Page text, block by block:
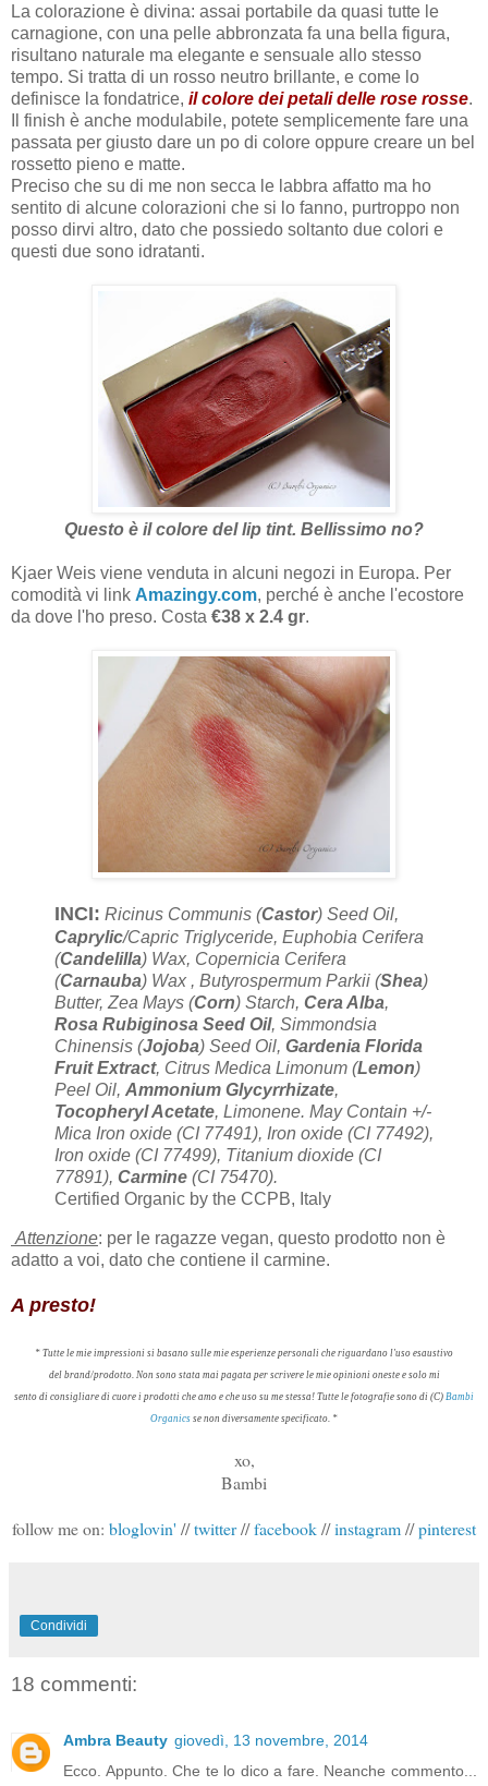
La colorazione è divina: assai portabile da quasi tutte le
carnagione, con una pelle abbronzata fa una bella figura,
risultano naturale ma elegante e sensuale allo stesso
tempo. Si tratta di un rosso neutro brillante, e come lo
definisce la fondatrice, il colore dei petali delle rose rosse.
Il finish è anche modulabile, potete semplicemente fare una
passata per giusto dare un po di colore oppure creare un bel
rossetto pieno e matte.
Preciso che su di me non secca le labbra affatto ma ho
sentito di alcune colorazioni che si lo fanno, purtroppo non
posso dirvi altro, dato che possiedo soltanto due colori e
questi due sono idratanti.
Questo è il colore del lip tint. Bellissimo no?
Kjaer Weis viene venduta in alcuni negozi in Europa. Per
comodità vi link Amazingy.com, perché è anche l'ecostore
da dove l'ho preso. Costa €38 x 2.4 gr.
INCI: Ricinus Communis (Castor) Seed Oil,
Caprylic/Capric Triglyceride, Euphobia Cerifera
(Candelilla) Wax, Copernicia Cerifera
(Carnauba) Wax , Butyrospermum Parkii (Shea)
Butter, Zea Mays (Corn) Starch, Cera Alba,
Rosa Rubiginosa Seed Oil, Simmondsia
Chinensis (Jojoba) Seed Oil, Gardenia Florida
Fruit Extract, Citrus Medica Limonum (Lemon)
Peel Oil, Ammonium Glycyrrhizate,
Tocopheryl Acetate, Limonene. May Contain +/-
Mica Iron oxide (CI 77491), Iron oxide (CI 77492),
Iron oxide (CI 77499), Titanium dioxide (CI
77891), Carmine (CI 75470).
Certified Organic by the CCPB, Italy
Attenzione: per le ragazze vegan, questo prodotto non è
adatto a voi, dato che contiene il carmine.
A presto!
* Tutte le mie impressioni si basano sulle mie esperienze personali che riguardano l'uso esaustivo
del brand/prodotto. Non sono stata mai pagata per scrivere le mie opinioni oneste e solo mi
sento di consigliare di cuore i prodotti che amo e che uso su me stessa ! Tutte le fotografie sono di (C) Bambi
Organics se non diversamente specificato *
xo,
Bambi
follow me on: bloglovin' //twitter//facebook//instagram//pinterest
Condividi
18 commenti:
Ambra Beauty giovedì, 13 novembre, 2014
Ecco. Appunto. Che te lo dico a fare. Neanche commento...